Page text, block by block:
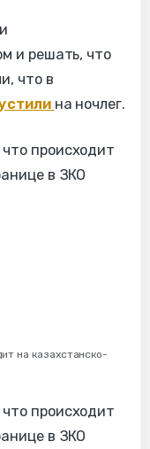
и решать, что
что в
на ночлег.
на казахстанско-